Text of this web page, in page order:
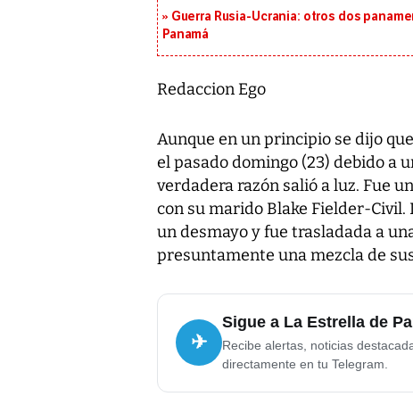
Guerra Rusia-Ucrania: otros dos
Panamá
Redaccion Ego
Aunque en un principio se dijo
el pasado domingo (23) debido a
verdadera razón salió a luz. Fue
con su marido Blake Fielder-
un desmayo y fue trasladada a
presuntamente una mezcla de
✈
Sigue a La Estrella de
Recibe alertas, noticias
directamente en tu Telegram.